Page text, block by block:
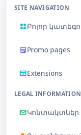
SITE NAVIGATION
Բոլոր
Promo pages
Extensions
LEGAL INFORMATION
Կոնտակտներ